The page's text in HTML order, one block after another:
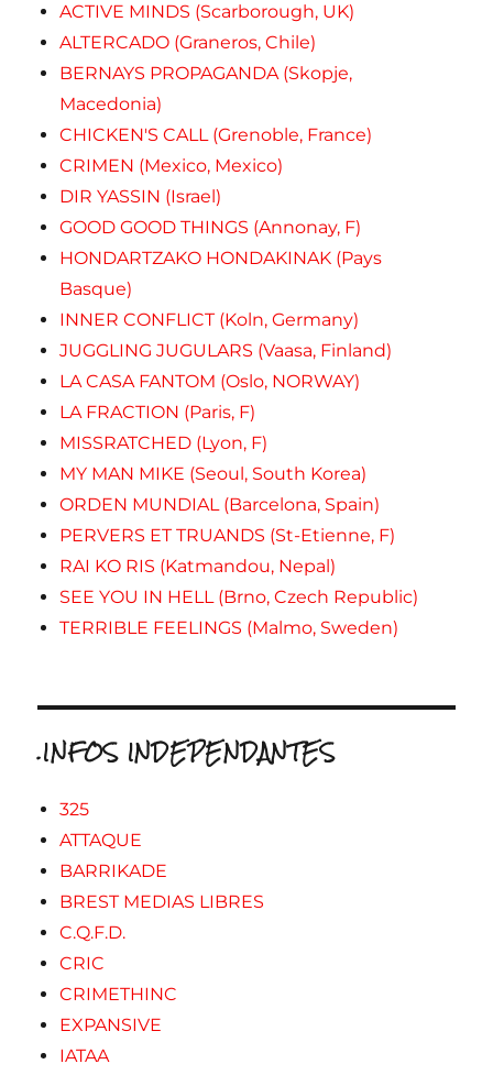
ACTIVE MINDS (Scarborough, UK)
ALTERCADO (Graneros, Chile)
BERNAYS PROPAGANDA (Skopje,
Macedonia)
CHICKEN'S CALL (Grenoble, France)
CRIMEN (Mexico, Mexico)
DIR YASSIN (Israel)
GOOD GOOD THINGS (Annonay, F)
HONDARTZAKO HONDAKINAK (Pays
Basque)
INNER CONFLICT (Koln, Germany)
JUGGLING JUGULARS (Vaasa, Finland)
LA CASA FANTOM (Oslo, NORWAY)
LA FRACTION (Paris, F)
MISSRATCHED (Lyon, F)
MY MAN MIKE (Seoul, South Korea)
ORDEN MUNDIAL (Barcelona, Spain)
PERVERS ET TRUANDS (St-Etienne, F)
RAI KO RIS (Katmandou, Nepal)
SEE YOU IN HELL (Brno, Czech Republic)
TERRIBLE FEELINGS (Malmo, Sweden)
.INFOS INDEPENDANTES
325
ATTAQUE
BARRIKADE
BREST MEDIAS LIBRES
C.Q.F.D.
CRIC
CRIMETHINC
EXPANSIVE
IATAA